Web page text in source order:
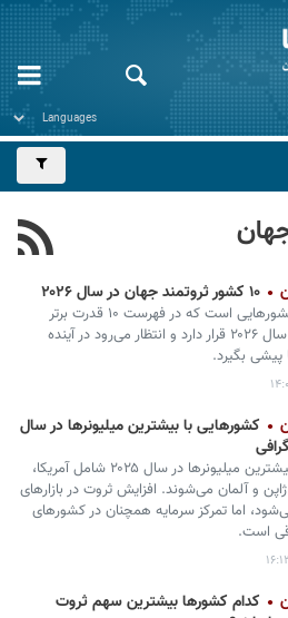
۱۰ کشور ثروتمند جهان در سال ۲۰۲۶
چین، یکی از کشورهایی است که در فهرست ۱۰ قدرت برتر
اقتصاد دنیا در سال ۲۰۲۶ قرار دارد و انتظار می‌رود در آینده
پیشی بگیرد.
کشورهایی با بیشترین میلیونرها در سال
کشورهایی با بیشترین میلیونرها در سال ۲۰۲۵ شامل آمریکا،
و آلمان می‌شوند. افزایش ثروت در بازارهای
اما تمرکز سرمایه همچنان در کشورهای
است.
کدام کشورها بیشترین سهم ثروت